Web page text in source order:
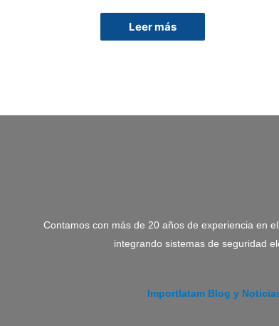
Leer más
Contamos con más de 20 años de experiencia en
integrando sistemas de seguridad
Importlatam Blog y